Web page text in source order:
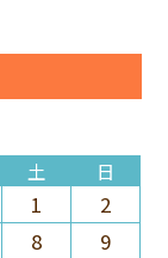
土 日
1
2
8
9